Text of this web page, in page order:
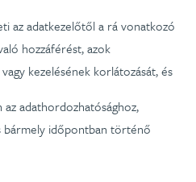
az adatkezelőtől a rá vonatkozó
hozzáférést, azok
kezelésének korlátozását, és
adathordozhatósághoz,
bármely időpontban történő